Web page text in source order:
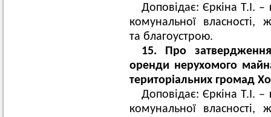
Доповідає: Єркіна Т.І. –
комунальної власності,
та благоустрою.
15. Про
оренди нерухомого
територіальних громад
Доповідає: Єркіна Т.І. –
комунальної власності,